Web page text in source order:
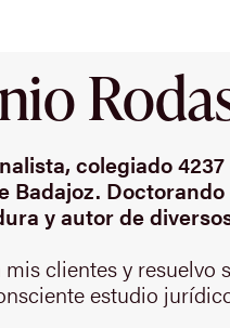
colegiado
Badajoz.
y autor de
mis clientes y resuelvo
estudio